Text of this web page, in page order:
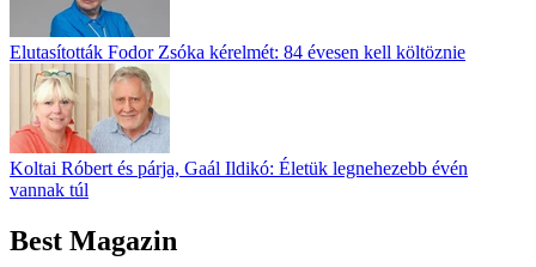
Elutasították Fodor Zsóka kérelmét: 84 évesen kell költöznie
Koltai Róbert és párja, Gaál Ildikó: Életük legnehezebb évén
vannak túl
Best Magazin